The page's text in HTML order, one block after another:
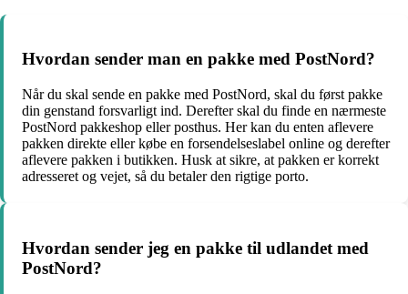
Hvordan sender man en pakke med PostNord?
Når du skal sende en pakke med PostNord, skal du først pakke
din genstand forsvarligt ind. Derefter skal du finde en nærmeste
PostNord pakkeshop eller posthus. Her kan du enten aflevere
pakken direkte eller købe en forsendelseslabel online og derefter
aflevere pakken i butikken. Husk at sikre, at pakken er korrekt
adresseret og vejet, så du betaler den rigtige porto.
Hvordan sender jeg en pakke til udlandet med
PostNord?